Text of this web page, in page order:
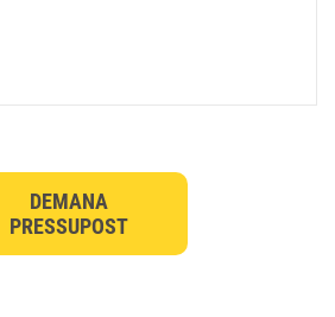
DEMANA
PRESSUPOST